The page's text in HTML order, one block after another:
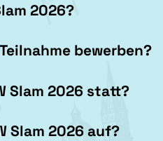
2026?
bewerben?
Slam 2026 statt?
Slam 2026auf?